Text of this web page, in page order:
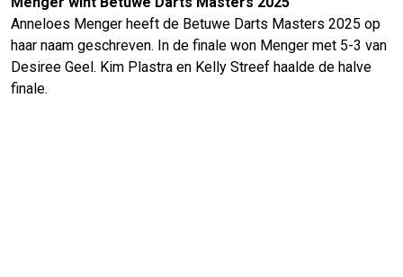
Anneloes Menger heeft de Betuwe Darts Masters 2025 op
haar naam geschreven. In de finale won Menger met 5-3 van
Desiree Geel. Kim Plastra en Kelly Streef haalde de halve
finale.